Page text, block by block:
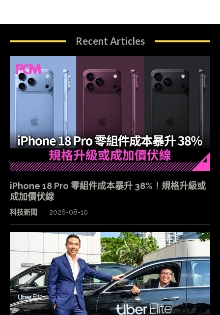
Recent Articles
iPhone 18 Pro 零組件成本暴升 38%！規格升級或
成加價伏線
科技新聞 2026-08-10